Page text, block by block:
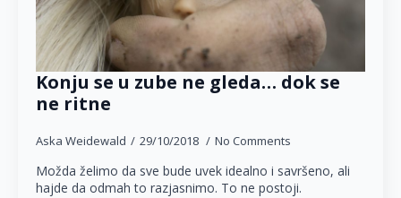
Konju se u zube ne gleda… dok se
ne ritne
Aska Weidewald 29/10/2018 No Comments
Možda želimo da sve bude uvek idealno i savršeno, ali
hajde da odmah to razjasnimo. To ne postoji.